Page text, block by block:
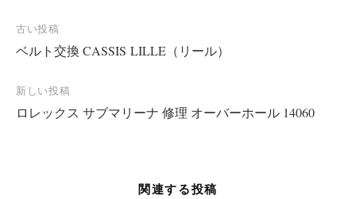
投
稿
ナ
ビ
古い投稿
ベルト交換 CASSIS LILLE（リール）
新しい投稿
ロレックス サブマリーナ 修理 オーバーホール 14060
関連する投稿